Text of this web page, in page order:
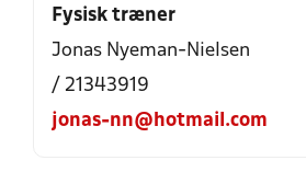
Fysisk træner
Jonas Nyeman-Nielsen
/ 21343919
jonas-nn@hotmail.com